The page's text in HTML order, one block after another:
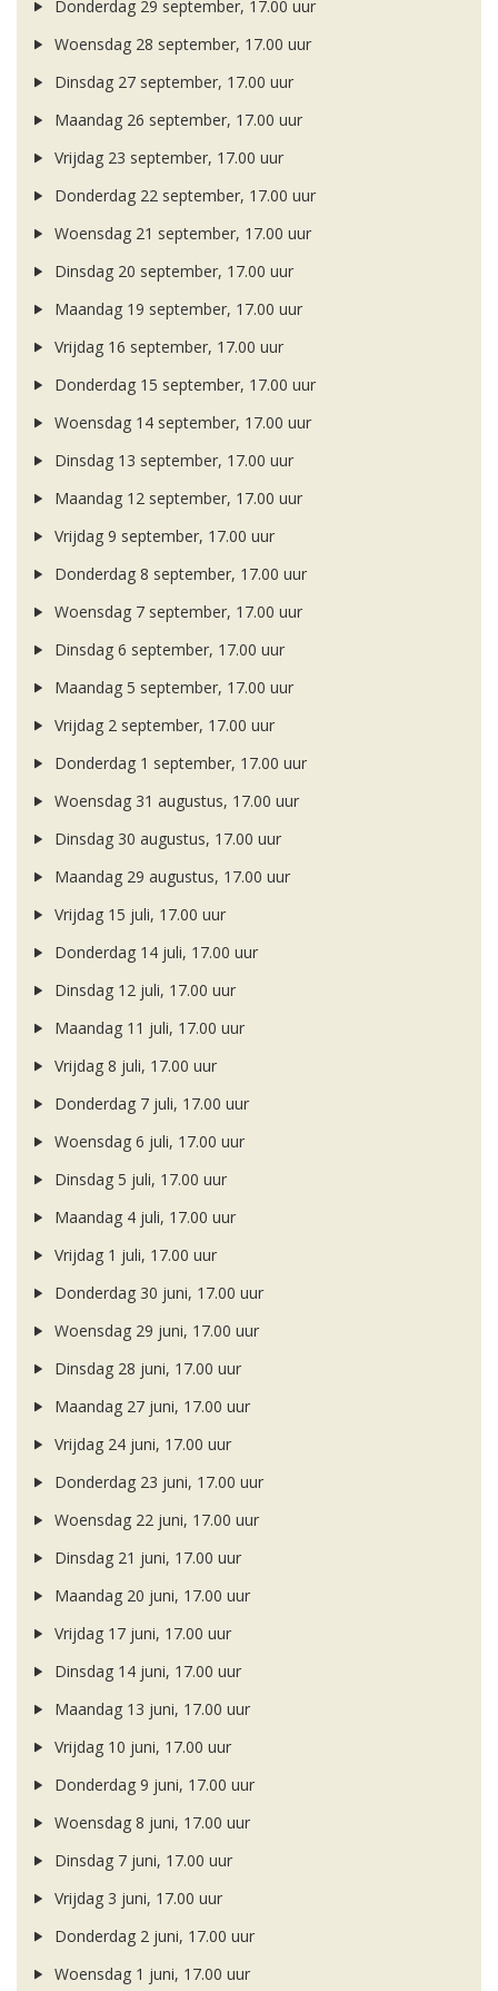
Donderdag 29 september, 17.00 uur
Woensdag 28 september, 17.00 uur
Dinsdag 27 september, 17.00 uur
Maandag 26 september, 17.00 uur
Vrijdag 23 september, 17.00 uur
Donderdag 22 september, 17.00 uur
Woensdag 21 september, 17.00 uur
Dinsdag 20 september, 17.00 uur
Maandag 19 september, 17.00 uur
Vrijdag 16 september, 17.00 uur
Donderdag 15 september, 17.00 uur
Woensdag 14 september, 17.00 uur
Dinsdag 13 september, 17.00 uur
Maandag 12 september, 17.00 uur
Vrijdag 9 september, 17.00 uur
Donderdag 8 september, 17.00 uur
Woensdag 7 september, 17.00 uur
Dinsdag 6 september, 17.00 uur
Maandag 5 september, 17.00 uur
Vrijdag 2 september, 17.00 uur
Donderdag 1 september, 17.00 uur
Woensdag 31 augustus, 17.00 uur
Dinsdag 30 augustus, 17.00 uur
Maandag 29 augustus, 17.00 uur
Vrijdag 15 juli, 17.00 uur
Donderdag 14 juli, 17.00 uur
Dinsdag 12 juli, 17.00 uur
Maandag 11 juli, 17.00 uur
Vrijdag 8 juli, 17.00 uur
Donderdag 7 juli, 17.00 uur
Woensdag 6 juli, 17.00 uur
Dinsdag 5 juli, 17.00 uur
Maandag 4 juli, 17.00 uur
Vrijdag 1 juli, 17.00 uur
Donderdag 30 juni, 17.00 uur
Woensdag 29 juni, 17.00 uur
Dinsdag 28 juni, 17.00 uur
Maandag 27 juni, 17.00 uur
Vrijdag 24 juni, 17.00 uur
Donderdag 23 juni, 17.00 uur
Woensdag 22 juni, 17.00 uur
Dinsdag 21 juni, 17.00 uur
Maandag 20 juni, 17.00 uur
Vrijdag 17 juni, 17.00 uur
Dinsdag 14 juni, 17.00 uur
Maandag 13 juni, 17.00 uur
Vrijdag 10 juni, 17.00 uur
Donderdag 9 juni, 17.00 uur
Woensdag 8 juni, 17.00 uur
Dinsdag 7 juni, 17.00 uur
Vrijdag 3 juni, 17.00 uur
Donderdag 2 juni, 17.00 uur
Woensdag 1 juni, 17.00 uur